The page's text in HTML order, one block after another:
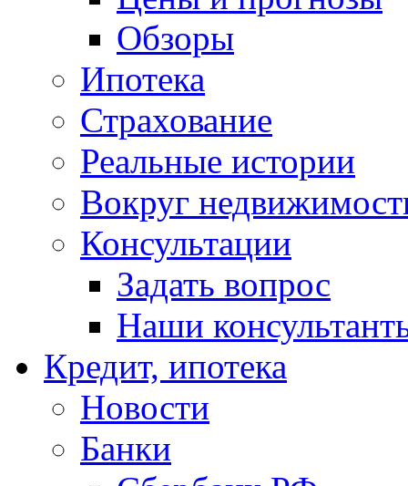
Обзоры
Ипотека
Страхование
Реальные истории
Вокруг
Консультации
Задать вопрос
Наши
Кредит, ипотека
Новости
Банки